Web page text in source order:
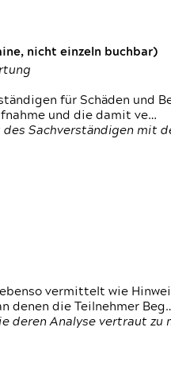
nicht einzeln buchbar)
für Schäden und
und die damit ve…
Sachverständigen mit
vermittelt wie
denen die Teilnehmer
deren Analyse vertraut zu